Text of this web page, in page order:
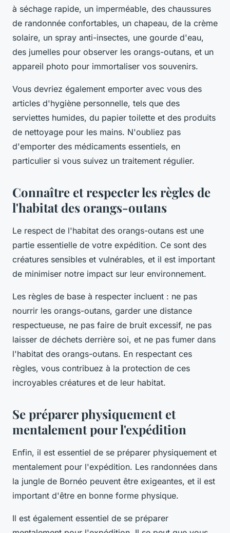
à séchage rapide, un imperméable, des chaussures
de randonnée confortables, un chapeau, de la crème
solaire, un spray anti-insectes, une gourde d'eau,
des jumelles pour observer les orangs-outans, et un
appareil photo pour immortaliser vos souvenirs.
Vous devriez également emporter avec vous des
articles d'hygiène personnelle, tels que des
serviettes humides, du papier toilette et des produits
de nettoyage pour les mains. N'oubliez pas
d'emporter des médicaments essentiels, en
particulier si vous suivez un traitement régulier.
Connaître et respecter les règles de
l'habitat des orangs-outans
Le respect de l'habitat des orangs-outans est une
partie essentielle de votre expédition. Ce sont des
créatures sensibles et vulnérables, et il est important
de minimiser notre impact sur leur environnement.
Les règles de base à respecter incluent : ne pas
nourrir les orangs-outans, garder une distance
respectueuse, ne pas faire de bruit excessif, ne pas
laisser de déchets derrière soi, et ne pas fumer dans
l'habitat des orangs-outans. En respectant ces
règles, vous contribuez à la protection de ces
incroyables créatures et de leur habitat.
Se préparer physiquement et
mentalement pour l'expédition
Enfin, il est essentiel de se préparer physiquement et
mentalement pour l'expédition. Les randonnées dans
la jungle de Bornéo peuvent être exigeantes, et il est
important d'être en bonne forme physique.
Il est également essentiel de se préparer